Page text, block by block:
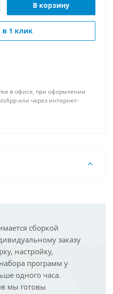
В корзину
в 1 клик
в офисе, при оформлении
или через интернет-
сборкой
заказу
настройку,
программ у
одного часа.
мы готовы